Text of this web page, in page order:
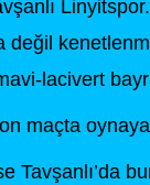
değil
lacivert
maçta
Tavşanlı’da